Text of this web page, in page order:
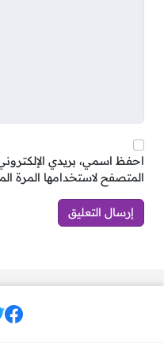
اللغة العربية،
مهارات في إدارة
التعامل مع العملاء،
للتقديممن هنا
5- مطلوب مساعد
احفظ اسمي، بريدي
المتصفح لاستخدامها المرة